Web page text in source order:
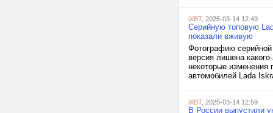
iXBT, 2025-03-14 12:49
Серийную топовую
показали вживую
Фотографию серийной
версия лишена
некоторые изменения
автомобилей Lada
iXBT, 2025-03-14 12:59
В России выпустили